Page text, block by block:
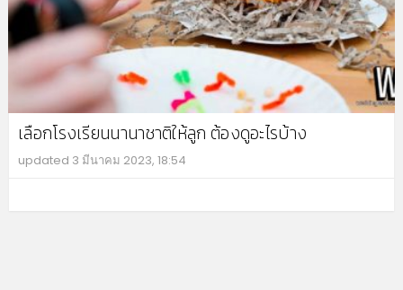
เลือกโรงเรียนนานาชาติให้ลูก ต้องดูอะไรบ้าง
updated 3 มีนาคม 2023, 18:54